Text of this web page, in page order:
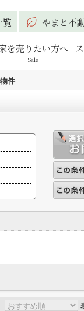
覧 やまと不
を売りたい方へ
Sale
件